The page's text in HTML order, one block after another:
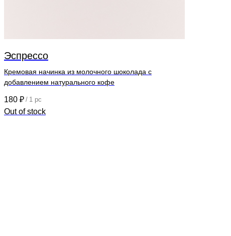
Эспрессо
Кремовая начинка из молочного шоколада с
добавлением натурального кофе
180 ₽ / 1 pc
Out of stock